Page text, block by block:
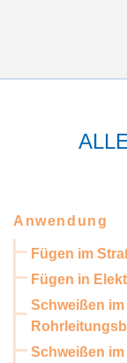
Anwendung
Fügen im
Fügen in
Schweißen
Schweißen